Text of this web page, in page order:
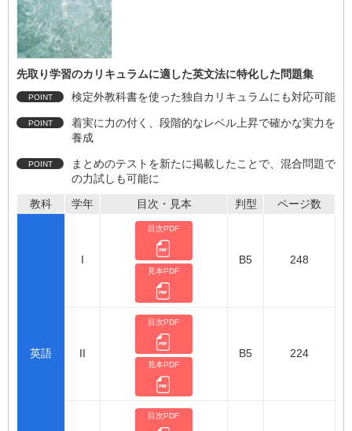
先取り学習のカリキュラムに適した英文法に特化した問題集
検定外教科書を使った独自カリキュラムにも対応可能
着実に力の付く、段階的なレベル上昇で確かな実力を
養成
まとめのテストを新たに掲載したことで、混合問題で
の力試しも可能に
教科
学年 目次・見本 判型 ページ数
英語
I
目次PDF
見本PDF
B5 248
II
目次PDF
見本PDF
B5 224
目次PDF